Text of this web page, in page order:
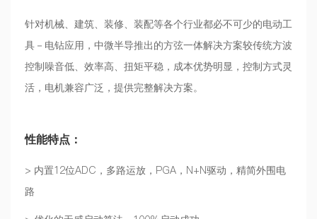
针对机械、建筑、装修、装配等各个行业都必不可少的电动工
具－电钻应用，中微半导推出的方弦一体解决方案较传统方波
控制噪音低、效率高、扭矩平稳，成本优势明显，控制方式灵
活，电机兼容广泛，提供完整解决方案。
性能特点：
> 内置12位ADC，多路运放，PGA，N+N驱动，精简外围电
路